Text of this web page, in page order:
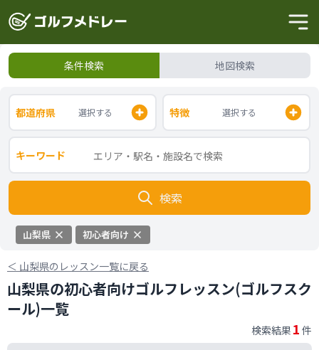
条件検索 地図検索
都道府県 選択する 特徴 選択する
キーワード
検索
山梨県 初心者向け
＜ 山梨県のレッスン一覧に戻る
山梨県の初心者向けゴルフレッスン(ゴルフスク
ール)一覧
検索結果 1 件